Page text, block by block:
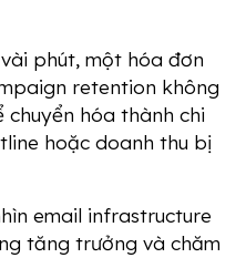
phút, một hóa đơn
retention không
hóa thành chi
hoặc doanh thu bị
email infrastructure
tăng trưởng và chăm